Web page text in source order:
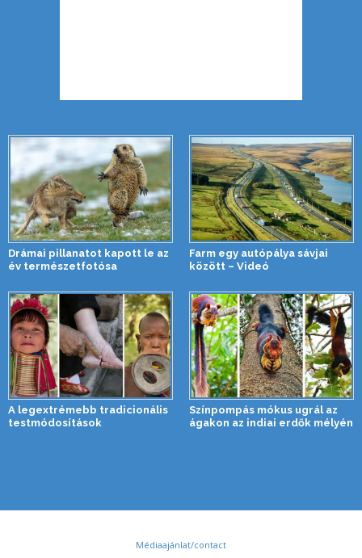
Drámai pillanatot kapott le az
év természetfotósa
Farm egy autópálya sávjai
között – Videó
A legextrémebb tradicionális
testmódosítások
Színpompás mókus ugrál az
ágakon az indiai erdők mélyén
Médiaajánlat/contact